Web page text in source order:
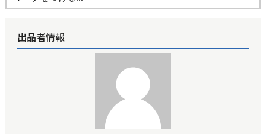
出品者情報